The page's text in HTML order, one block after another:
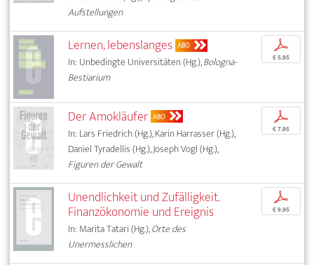
Aufstellungen
Lernen, lebenslanges ABO
In: Unbedingte Universitäten (Hg.),Bologna-
Bestiarium
p
€ 5,95
Der Amokläufer ABO
In: Lars Friedrich (Hg.), Karin Harrasser (Hg.),
Daniel Tyradellis (Hg.), Joseph Vogl (Hg.),
Figuren der Gewalt
p
€ 7,95
Unendlichkeit und Zufälligkeit.
Finanzökonomie und Ereignis
In: Marita Tatari (Hg.),Orte des
Unermesslichen
p
€ 9,95